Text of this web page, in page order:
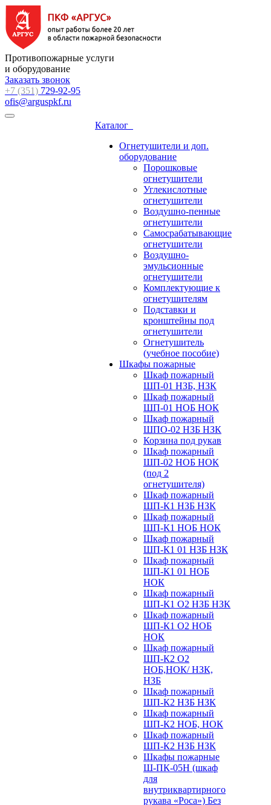
Противопожарные услуги
и оборудование
Заказать звонок
+7 (351) 729-92-95
ofis@arguspkf.ru
Каталог
Огнетушители и доп.
оборудование
Порошковые
огнетушители
Углекислотные
огнетушители
Воздушно-пенные
огнетушители
Самосрабатывающие
огнетушители
Воздушно-
эмульсионные
огнетушители
Комплектующие к
огнетушителям
Подставки и
кронштейны под
огнетушители
Огнетушитель
(учебное пособие)
Шкафы пожарные
Шкаф пожарный
ШП-01 НЗБ, НЗК
Шкаф пожарный
ШП-01 НОБ НОК
Шкаф пожарный
ШПО-02 НЗБ НЗК
Корзина под рукав
Шкаф пожарный
ШП-02 НОБ НОК
(под 2
огнетушителя)
Шкаф пожарный
ШП-К1 НЗБ НЗК
Шкаф пожарный
ШП-К1 НОБ НОК
Шкаф пожарный
ШП-К1 01 НЗБ НЗК
Шкаф пожарный
ШП-К1 01 НОБ
НОК
Шкаф пожарный
ШП-К1 О2 НЗБ НЗК
Шкаф пожарный
ШП-К1 О2 НОБ
НОК
Шкаф пожарный
ШП-К2 О2
НОБ,НОК/ НЗК,
НЗБ
Шкаф пожарный
ШП-К2 НЗБ НЗК
Шкаф пожарный
ШП-К2 НОБ, НОК
Шкаф пожарный
ШП-К2 НЗБ НЗК
Шкафы пожарные
Ш-ПК-05Н (шкаф
для
внутриквартирного
рукава «Роса») Без